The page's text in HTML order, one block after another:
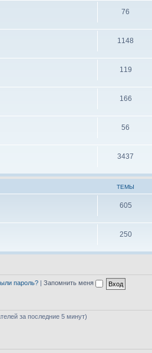
76
1148
119
166
56
3437
ТЕМЫ
605
250
пароль? Запомнить меня
за последние 5 минут)